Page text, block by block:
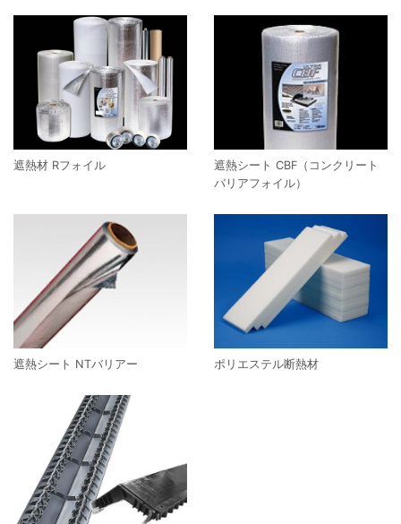
遮熱材 Rフォイル
遮熱シート CBF（コンクリート
バリアフォイル）
遮熱シート NTバリアー ポリエステル断熱材